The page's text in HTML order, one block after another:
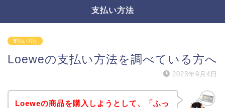
支払い方法
支払い方法
Loeweの支払い方法を調べている方へ
2023年9月4日
Loeweの商品を購入しようとして、「ふっ